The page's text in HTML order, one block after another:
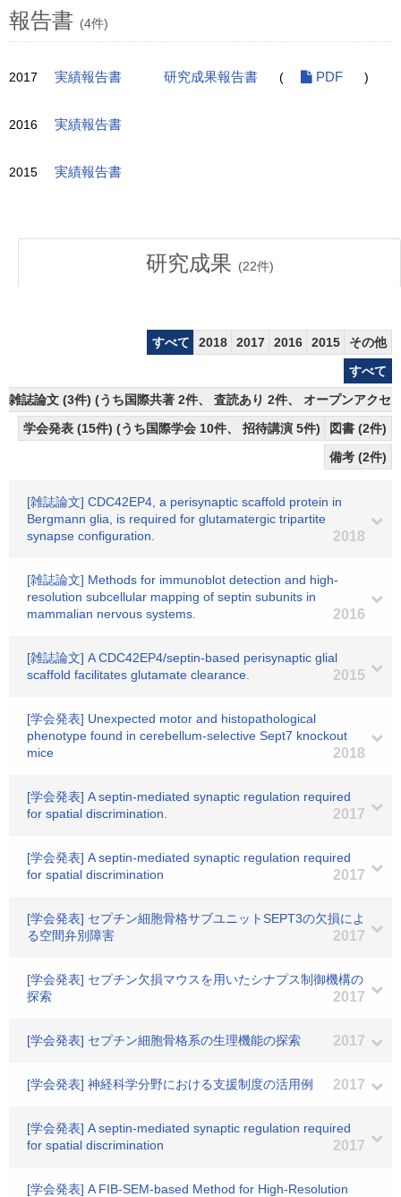
報告書 (4件)
2017 実績報告書 研究成果報告書 ( PDF )
2016 実績報告書
2015 実績報告書
研究成果 (22件)
すべて 2018 2017 2016 2015
その他
すべて
雑誌論文 (3件) (うち国際共著 2件、 査読あり 2件、 オープンアクセ
学会発表 (15件) (うち国際学会 10件、 招待講演 5件)
図書 (2件)
備考 (2件)
[雑誌論文] CDC42EP4, a perisynaptic scaffold protein in
Bergmann glia, is required for glutamatergic tripartite
synapse configuration.
2018
[雑誌論文] Methods for immunoblot detection and high-
resolution subcellular mapping of septin subunits in
mammalian nervous systems.
2016
[雑誌論文] A CDC42EP4/septin-based perisynaptic glial
scaffold facilitates glutamate clearance.
2015
[学会発表] Unexpected motor and histopathological
phenotype found in cerebellum-selective Sept7 knockout
mice
2018
[学会発表] A septin-mediated synaptic regulation required
for spatial discrimination.
2017
[学会発表] A septin-mediated synaptic regulation required
for spatial discrimination
2017
[学会発表] セプチン細胞骨格サブユニットSEPT3の欠損によ
る空間弁別障害
2017
[学会発表] セプチン欠損マウスを用いたシナプス制御機構の
探索
2017
[学会発表] セプチン細胞骨格系の生理機能の探索 2017
[学会発表] 神経科学分野における支援制度の活用例 2017
[学会発表] A septin-mediated synaptic regulation required
for spatial discrimination
2017
[学会発表] A FIB-SEM-based Method for High-Resolution